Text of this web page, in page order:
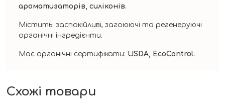
ароматизаторів, силіконів.
Містить: заспокійливі, загоюючі та регенеруючі
органічні інгредієнти.
Має органічні сертифікати: USDA, EcoControl.
Схожі товари